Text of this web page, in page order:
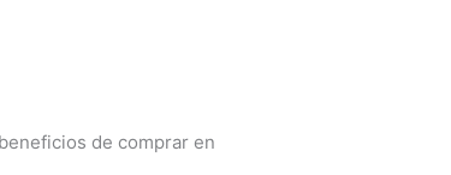
de comprar en